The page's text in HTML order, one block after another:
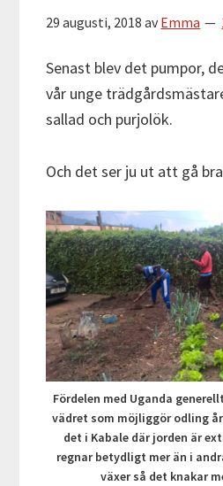
29 augusti, 2018 avEmma
Senast blev det pumpor,
vår unge
sallad och purjolök.
Och det ser ju ut att gå
Fördelen med Uganda
vädret som möjliggör odling
det i Kabale där jorden är
regnar betydligt mer än i
växer så det knakar